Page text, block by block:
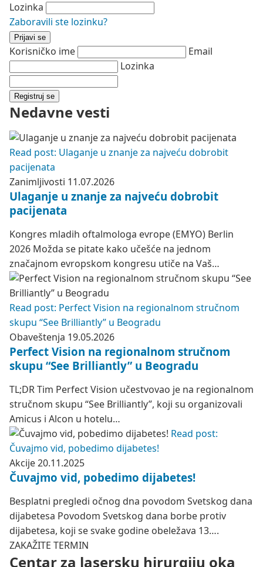
Lozinka
Zaboravili ste lozinku?
Prijavi se
Korisničko ime
Email
Lozinka
Registruj se
Nedavne vesti
Read post: Ulaganje u znanje za najveću dobrobit
pacijenata
Zanimljivosti 11.07.2026
Ulaganje u znanje za najveću dobrobit
pacijenata
Kongres mladih oftalmologa evrope (EMYO) Berlin
2026 Možda se pitate kako učešće na jednom
značajnom evropskom kongresu utiče na Vaš…
Read post: Perfect Vision na regionalnom stručnom
skupu “See Brilliantly” u Beogradu
Obaveštenja 19.05.2026
Perfect Vision na regionalnom stručnom
skupu “See Brilliantly” u Beogradu
TL;DR Tim Perfect Vision učestvovao je na regionalnom
stručnom skupu “See Brilliantly”, koji su organizovali
Amicus i Alcon u hotelu…
Read post:
Čuvajmo vid, pobedimo dijabetes!
Akcije20.11.2025
Čuvajmo vid, pobedimo dijabetes!
Besplatni pregledi očnog dna povodom Svetskog dana
dijabetesa Povodom Svetskog dana borbe protiv
dijabetesa, koji se svake godine obeležava 13….
ZAKAŽITE TERMIN
Centar za lasersku hirurgiju oka